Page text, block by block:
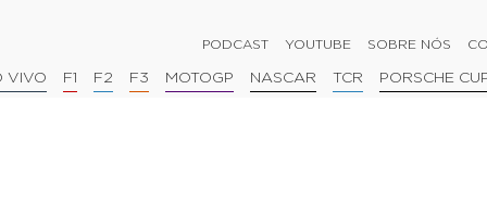
PODCAST YOUTUBE SOBRE NÓS
VIVO F1 F2 F3 MOTOGP NASCAR TCR PORSCHE